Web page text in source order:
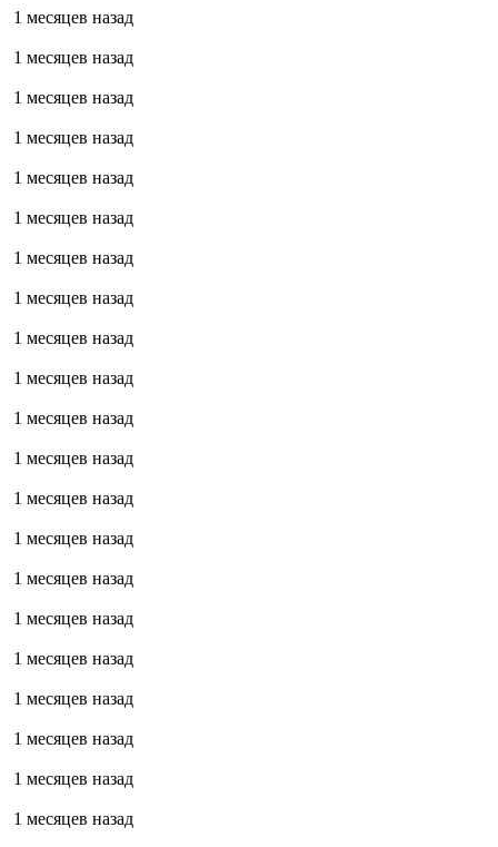
1 месяцев назад
1 месяцев назад
1 месяцев назад
1 месяцев назад
1 месяцев назад
1 месяцев назад
1 месяцев назад
1 месяцев назад
1 месяцев назад
1 месяцев назад
1 месяцев назад
1 месяцев назад
1 месяцев назад
1 месяцев назад
1 месяцев назад
1 месяцев назад
1 месяцев назад
1 месяцев назад
1 месяцев назад
1 месяцев назад
1 месяцев назад